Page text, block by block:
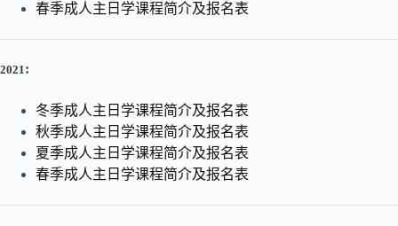
春季成人主日学课程简介及报名表
2021:
冬季成人主日学课程简介及报名表
秋季成人主日学课程简介及报名表
夏季成人主日学课程简介及报名表
春季成人主日学课程简介及报名表